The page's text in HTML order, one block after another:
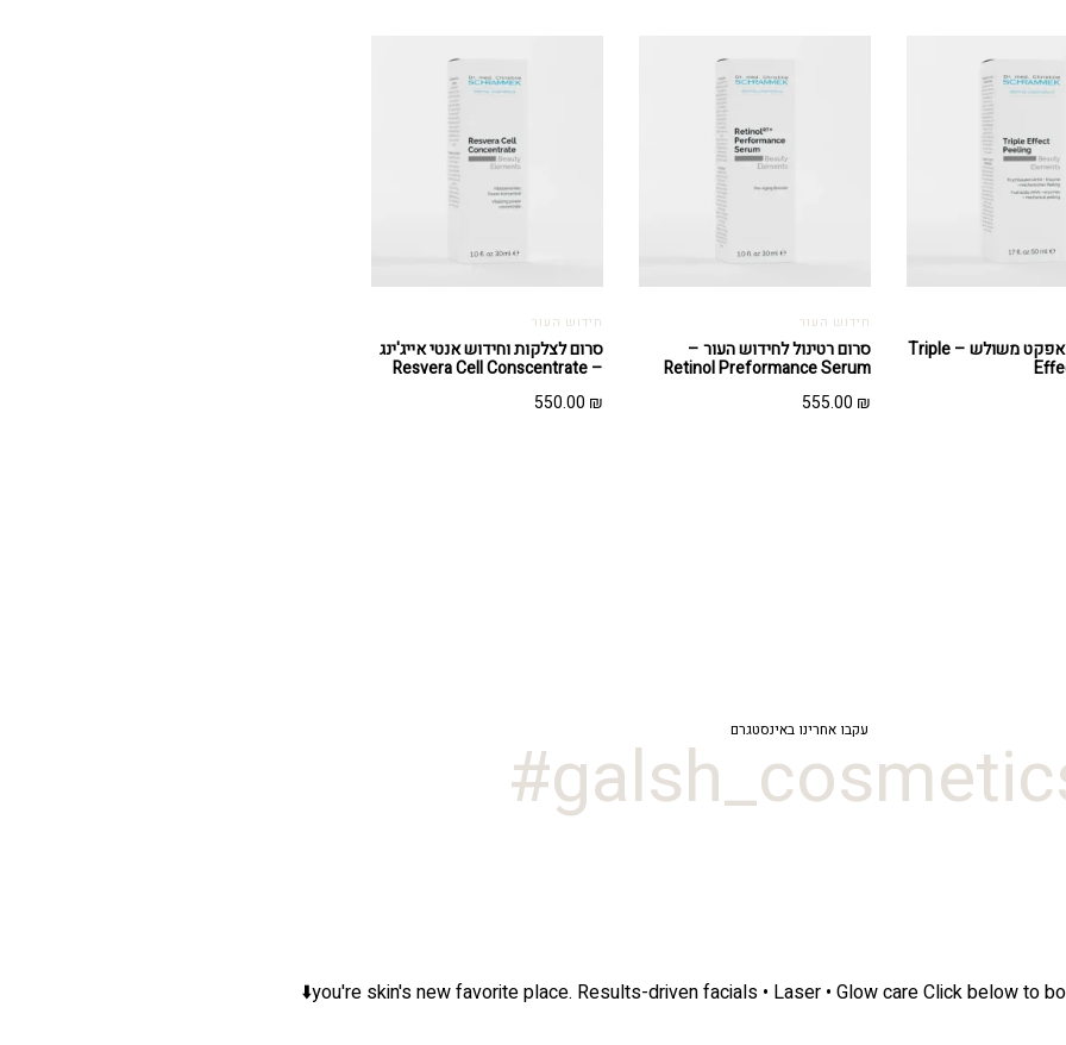
פילינג בעל אפקט משולש – Triple
חידוש העור
סרום רטינול לחידוש העור –
Retinol Preformance Serum
555.00 ₪
חידוש העור
סרום לצלקות וחידוש אנטי אייג'ינג
– Resvera Cell Conscentrate
550.00 ₪
עקבו אחרינו באינסטגרם
you're skin's new favorite place. Results-driven facials • Laser • Glow careClick below to